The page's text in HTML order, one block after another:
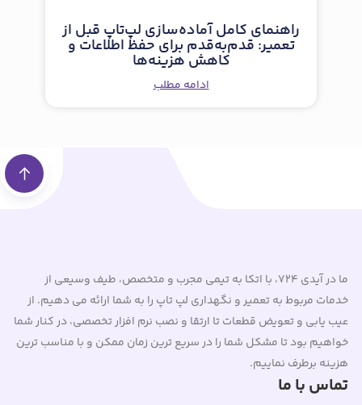
راهنمای کامل آماده‌سازی لپ‌تاپ قبل از
تعمیر: قدم‌به‌قدم برای حفظ اطلاعات و
کاهش هزینه‌ها
ادامه مطلب
ما در آیدی 724، با اتکا به تیمی مجرب و متخصص، طیف وسیعی از
خدمات مربوط به تعمیر و نگهداری لپ تاپ را به شما ارائه می دهیم. از
عیب یابی و تعویض قطعات تا ارتقا و نصب نرم افزار تخصصی، در کنار شما
خواهیم بود تا مشکل شما را در سریع ترین زمان ممکن و با مناسب ترین
هزینه برطرف نماییم.
تماس با ما